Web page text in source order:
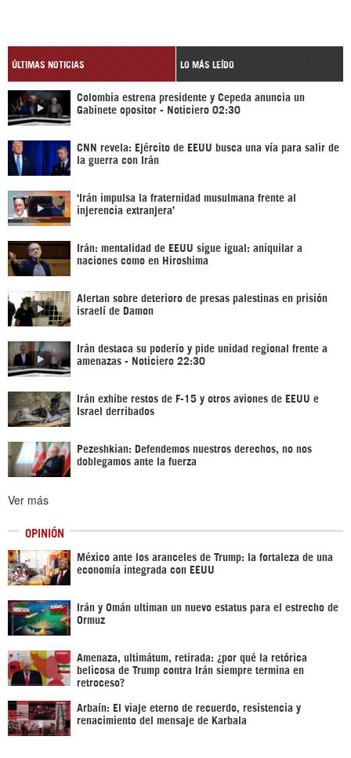
ÚLTIMAS NOTICIAS LO MÁS LEÍDO
Colombia estrena presidente y Cepeda anuncia un
Gabinete opositor - Noticiero 02:30
CNN revela: Ejército de EEUU busca una vía para salir de
la guerra con Irán
‘Irán impulsa la fraternidad musulmana frente al
injerencia extranjera’
Irán: mentalidad de EEUU sigue igual: aniquilar a
naciones como en Hiroshima
Alertan sobre deterioro de presas palestinas en prisión
israelí de Damon
Irán destaca su poderío y pide unidad regional frente a
amenazas - Noticiero 22:30
Irán exhibe restos de F-15 y otros aviones de EEUU e
Israel derribados
Pezeshkian: Defendemos nuestros derechos, no nos
doblegamos ante la fuerza
Ver más
OPINIÓN
México ante los aranceles de Trump: la fortaleza de una
economía integrada con EEUU
Irán y Omán ultiman un nuevo estatus para el estrecho de
Ormuz
Amenaza, ultimátum, retirada: ¿por qué la retórica
belicosa de Trump contra Irán siempre termina en
retroceso?
Arbaín: El viaje eterno de recuerdo, resistencia y
renacimiento del mensaje de Karbala